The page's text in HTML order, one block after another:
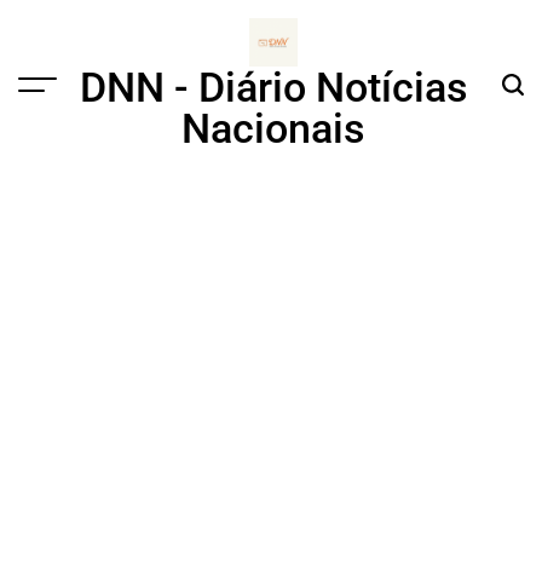
Menu
DNN - Diário Notícias
Nacionais